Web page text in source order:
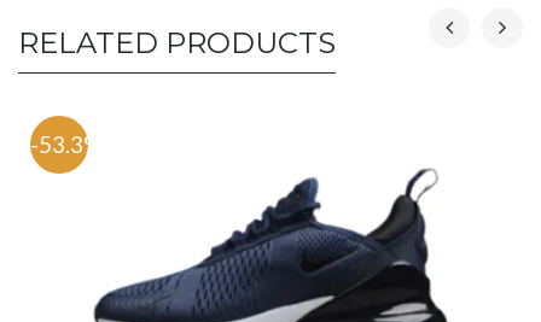
RELATED PRODUCTS
-53.3%